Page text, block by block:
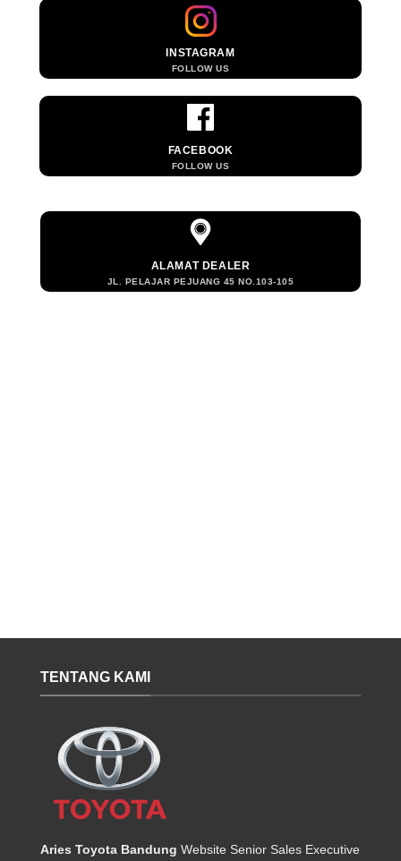
INSTAGRAM
FOLLOW US
FACEBOOK
FOLLOW US
ALAMAT DEALER
JL. PELAJAR PEJUANG 45 NO.103-105
TENTANG KAMI
Aries Toyota Bandung Website Senior Sales Executive